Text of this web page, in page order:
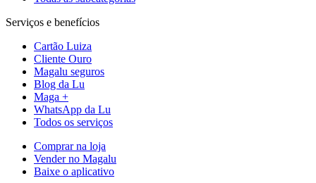
Serviços e benefícios
Cartão Luiza
Cliente Ouro
Magalu seguros
Blog da Lu
Maga +
WhatsApp da Lu
Todos os serviços
Comprar na loja
Vender no Magalu
Baixe o aplicativo